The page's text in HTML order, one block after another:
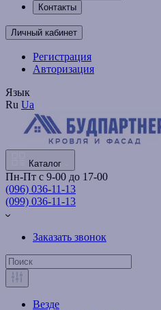
Контакты
Личный кабинет
Регистрация
Авторизация
Язык
Ru Ua
Каталог
Пн-Пт с 9-00 до 17-00
(096) 036-11-13
(099) 036-11-13
Заказать звонок
Везде